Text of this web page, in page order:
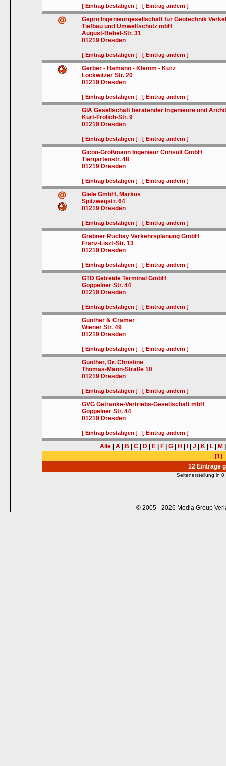
[ Eintrag bestätigen ] |[ Eintrag ändern ]
Gepro Ingenieurgesellschaft für Geotechnik
Tiefbau und Umweltschutz mbH
August-Bebel-Str. 31
01219 Dresden
[ Eintrag bestätigen ] |[ Eintrag ändern ]
Gerber - Hamann - Klemm - Kurz
Lockwitzer Str. 20
01219 Dresden
[ Eintrag bestätigen ] |[ Eintrag ändern ]
GIA Gesellschaft beratender Ingenieure und
Kurt-Frölich-Str. 9
01219 Dresden
[ Eintrag bestätigen ] |[ Eintrag ändern ]
Gicon-Großmann Ingenieur Consult GmbH
Tiergartenstr. 48
01219 Dresden
[ Eintrag bestätigen ] |[ Eintrag ändern ]
Giele GmbH, Markus
Spitzwegstr. 64
01219 Dresden
[ Eintrag bestätigen ] |[ Eintrag ändern ]
Grebner Ruchay Verkehrsplanung GmbH
Franz-Liszt-Str. 13
01219 Dresden
[ Eintrag bestätigen ] |[ Eintrag ändern ]
GTD Getreide Terminal GmbH
Goppelner Str. 44
01219 Dresden
[ Eintrag bestätigen ] |[ Eintrag ändern ]
Günther & Cramer
Wiener Str. 49
01219 Dresden
[ Eintrag bestätigen ] |[ Eintrag ändern ]
Günther, Dr. Christine
Thomas-Mann-Straße 10
01219 Dresden
[ Eintrag bestätigen ] |[ Eintrag ändern ]
GVG Getränke-Vertriebs-Gesellschaft mbH
Goppelner Str. 44
01219 Dresden
[ Eintrag bestätigen ] |[ Eintrag ändern ]
Alle A B C D E F G H J K L M
[1]
12 Einträge
Seitenerstellung in
© 2005 - 2026 Media Group